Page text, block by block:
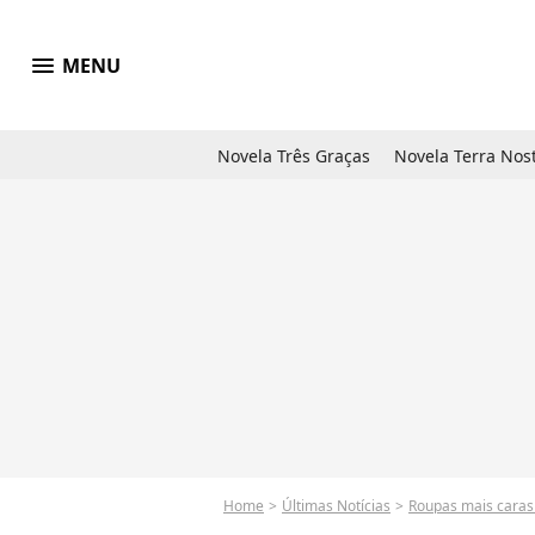
menu MENU
Novela Três Graças Novela Terra
Home Últimas Notícias Roupas mais